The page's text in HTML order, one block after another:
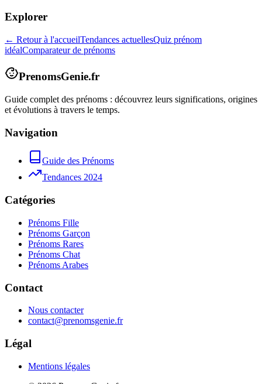
Explorer
← Retour à l'accueilTendances actuellesQuiz prénom
idéalComparateur de prénoms
PrenomsGenie.fr
Guide complet des prénoms : découvrez leurs significations, origines
et évolutions à travers le temps.
Navigation
Guide des Prénoms
Tendances 2024
Catégories
Prénoms Fille
Prénoms Garçon
Prénoms Rares
Prénoms Chat
Prénoms Arabes
Contact
Nous contacter
contact@prenomsgenie.fr
Légal
Mentions légales